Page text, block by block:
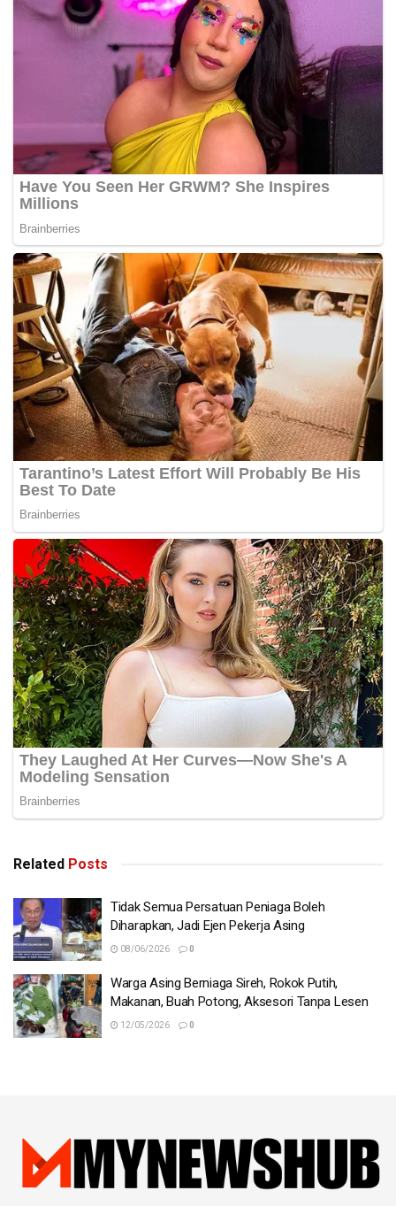
Related Posts
Tidak Semua Persatuan Peniaga Boleh
Diharapkan, Jadi Ejen Pekerja Asing
08/06/2026 0
Warga Asing Berniaga Sireh, Rokok Putih,
Makanan, Buah Potong, Aksesori Tanpa Lesen
12/05/2026 0